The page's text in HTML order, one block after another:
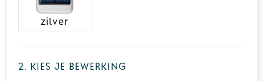
zilver
2. Kies je bewerking